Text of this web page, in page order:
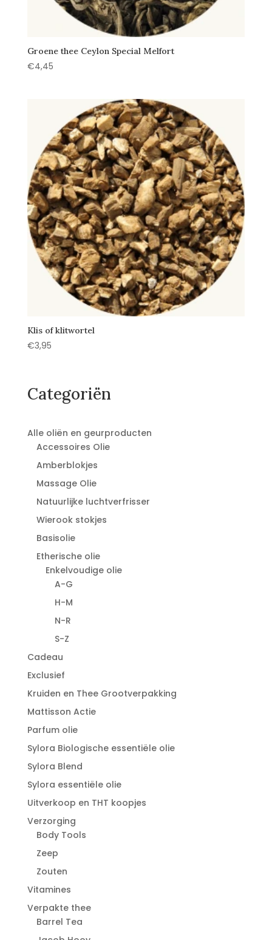
Groene thee Ceylon Special Melfort
€4,45
Klis of klitwortel
€3,95
Categoriën
Alle oliën en geurproducten
Accessoires Olie
Amberblokjes
Massage Olie
Natuurlijke luchtverfrisser
Wierook stokjes
Basisolie
Etherische olie
Enkelvoudige olie
A-G
H-M
N-R
S-Z
Cadeau
Exclusief
Kruiden en Thee Grootverpakking
Mattisson Actie
Parfum olie
Sylora Biologische essentiële olie
Sylora Blend
Sylora essentiële olie
Uitverkoop en THT koopjes
Verzorging
Body Tools
Zeep
Zouten
Vitamines
Verpakte thee
Barrel Tea